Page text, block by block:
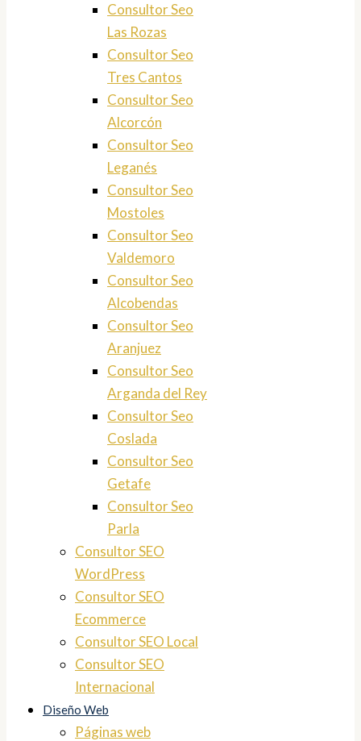
Consultor Seo
Las Rozas
Consultor Seo
Tres Cantos
Consultor Seo
Alcorcón
Consultor Seo
Leganés
Consultor Seo
Mostoles
Consultor Seo
Valdemoro
Consultor Seo
Alcobendas
Consultor Seo
Aranjuez
Consultor Seo
Arganda del Rey
Consultor Seo
Coslada
Consultor Seo
Getafe
Consultor Seo
Parla
Consultor SEO
WordPress
Consultor SEO
Ecommerce
Consultor SEO Local
Consultor SEO
Internacional
Diseño Web
Páginas web